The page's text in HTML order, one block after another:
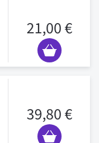
21,00 €
39,80 €